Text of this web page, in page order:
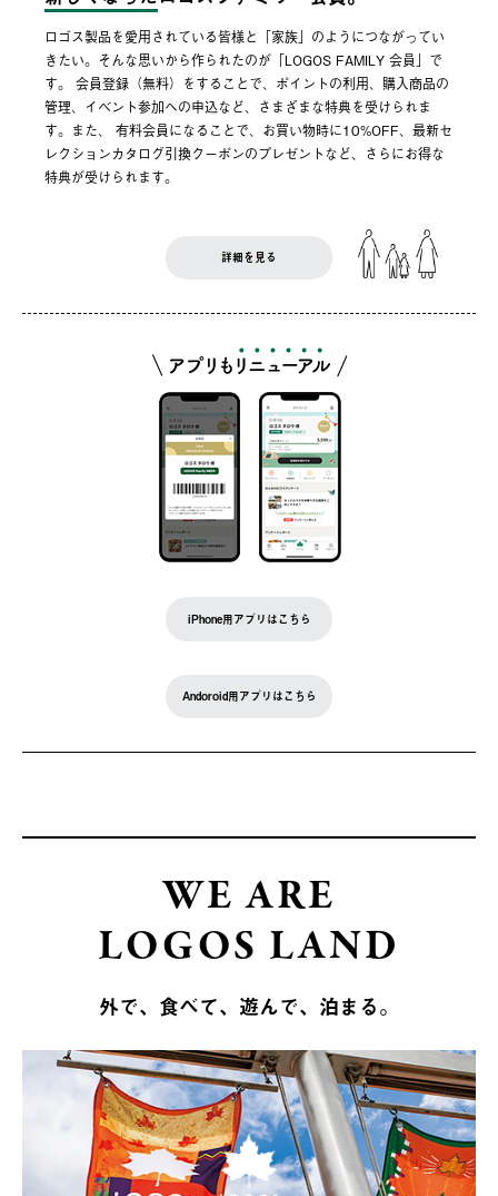
ロゴス製品を愛用されている皆様と「家族」のようにつながってい
きたい。そんな思いから作られたのが「LOGOS FAMILY 会員」で
す。 会員登録（無料）をすることで、ポイントの利用、購入商品の
管理、イベント参加への申込など、さまざまな特典を受けられま
す。また、 有料会員になることで、お買い物時に10%OFF、最新セ
レクションカタログ引換クーポンのプレゼントなど、さらにお得な
特典が受けられます。
詳細を見る
iPhone用アプリはこちら
Andoroid用アプリはこちら
WE ARE
LOGOS LAND
外で、食べて、遊んで、泊まる。